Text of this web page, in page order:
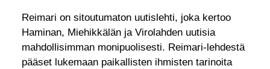
Reimari on sitoutumaton uutislehti, joka kertoo
Haminan, Miehikkälän ja Virolahden uutisia
mahdollisimman monipuolisesti. Reimari-lehdestä
pääset lukemaan paikallisten ihmisten tarinoita